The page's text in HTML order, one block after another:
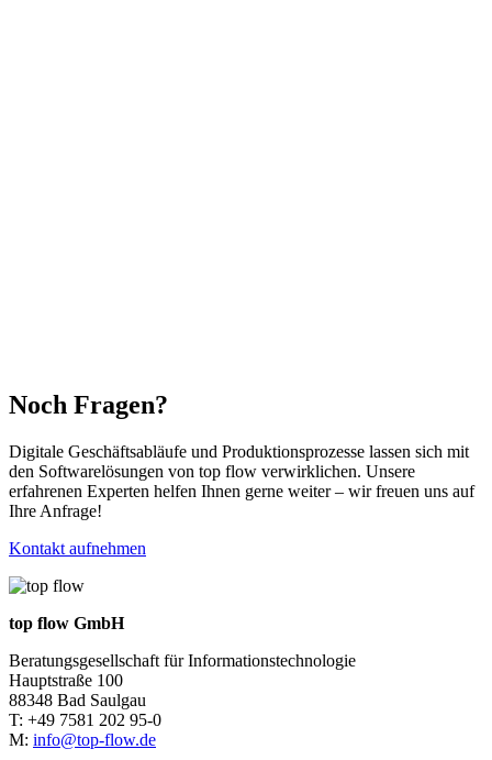
Noch Fragen?
Digitale Geschäftsabläufe und Produktionsprozesse lassen sich mit
den Softwarelösungen von top flow verwirklichen. Unsere
erfahrenen Experten helfen Ihnen gerne weiter – wir freuen uns auf
Ihre Anfrage!
Kontakt aufnehmen
top flow GmbH
Beratungsgesellschaft für Informationstechnologie
Hauptstraße 100
88348 Bad Saulgau
T: +49 7581 202 95-0
M: info@top-flow.de